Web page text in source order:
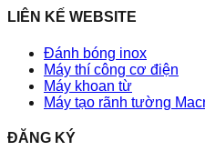
LIÊN KẾ WEBSITE
Đánh bóng inox
Máy thí công cơ điện
Máy khoan từ
Máy tạo rãnh tường
ĐĂNG KÝ